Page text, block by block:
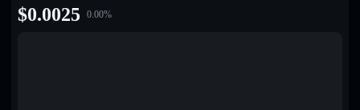
$0.0025 0.00%